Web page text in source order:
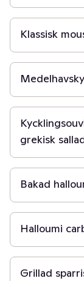
1 t
Klassisk
40 min
45 min
grekisk
30 min
Bakad
15 min
Halloumi
20 min
Grillad